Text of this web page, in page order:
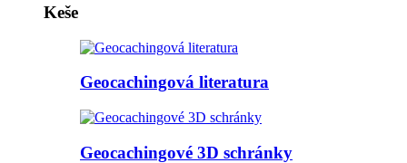
Keše
Geocachingová literatura
Geocachingové 3D schránky